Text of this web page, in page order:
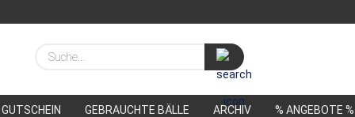
Suche...
GUTSCHEIN GEBRAUCHTE BÄLLE ARCHIV % ANGEBOTE %